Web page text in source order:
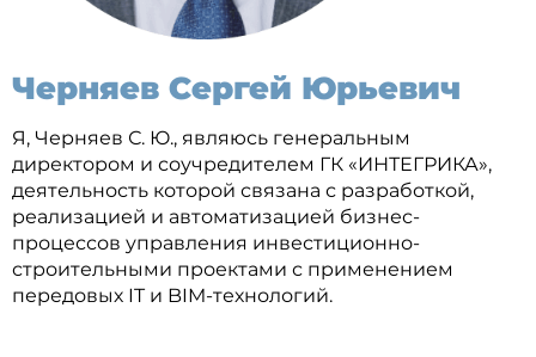
Черняев Сергей Юрьевич
Я, Черняев С. Ю., являюсь генеральным
директором и соучредителем ГК «ИНТЕГРИКА»,
деятельность которой связана с разработкой,
реализацией и автоматизацией бизнес-
процессов управления инвестиционно-
строительными проектами с применением
передовых IT и BIM-технологий.